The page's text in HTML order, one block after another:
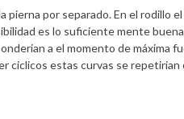
por separado. En el rodillo
es lo suficiente mente
a el momento de máxima
ciclicos estas curvas se